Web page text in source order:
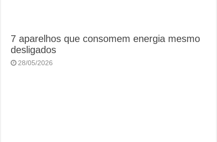
7 aparelhos que consomem energia mesmo
desligados
28/05/2026